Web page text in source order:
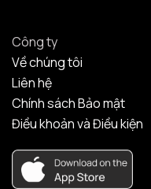
Công ty
Về chúng tôi
Liên hệ
Chính sách Bảo mật
Điều khoản và Điều kiện